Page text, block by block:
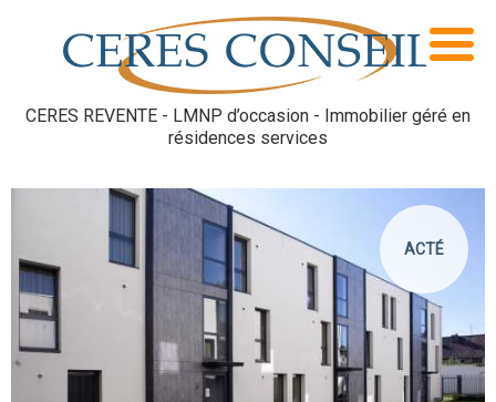
CERES REVENTE - LMNP d’occasion - Immobilier géré en
résidences services
ACTÉ